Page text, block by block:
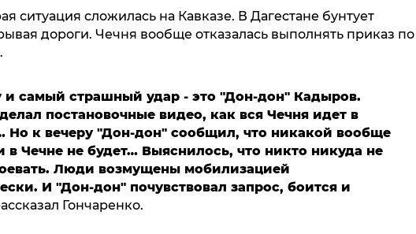
ситуация сложилась на Кавказе. В Дагестане бунтует
дороги. Чечня вообще отказалась выполнять приказ по
самый страшный удар - это "Дон-дон" Кадыров.
постановочные видео, как вся Чечня идет в
Но к вечеру "Дон-дон" сообщил, что никакой вообще
в Чечне не будет… Выяснилось, что никто никуда не
Люди возмущены мобилизацией
И "Дон-дон" почувствовал запрос, боится и
Гончаренко.